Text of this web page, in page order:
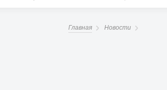
Главная Новости